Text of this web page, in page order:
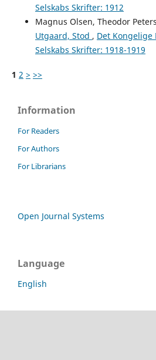
Selskabs Skrifter: 1912
Magnus Olsen, Theodor
Utgaard, Stod , Det Kongelige
Selskabs Skrifter: 1918-1919
1 2 > >>
Information
For Readers
For Authors
For Librarians
Open Journal Systems
Language
English